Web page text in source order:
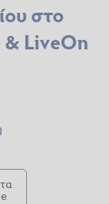
στο
LiveOn